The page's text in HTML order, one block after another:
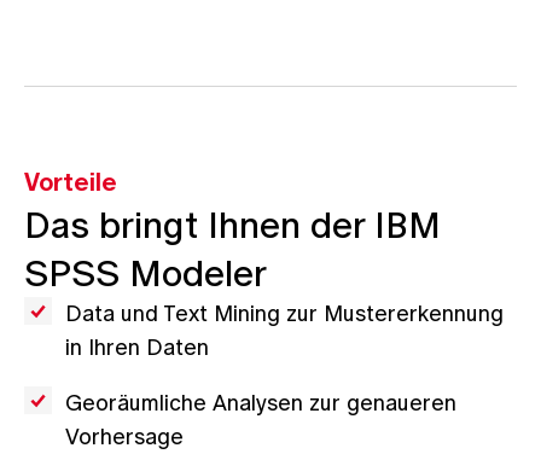
Vorteile
Das bringt Ihnen der IBM
SPSS Modeler
Data und Text Mining zur Mustererkennung
in Ihren Daten
Georäumliche Analysen zur genaueren
Vorhersage